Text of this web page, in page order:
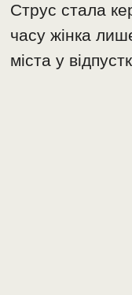
Струс стала
часу жінка
міста у